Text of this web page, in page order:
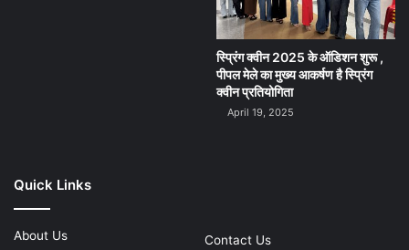
स्प्रिंग क्वीन 2025 के ऑडिशन शुरू ,
पीपल मेले का मुख्य आकर्षण है स्प्रिंग
क्वीन प्रतियोगिता
April 19, 2025
Quick Links
About Us
Contact Us